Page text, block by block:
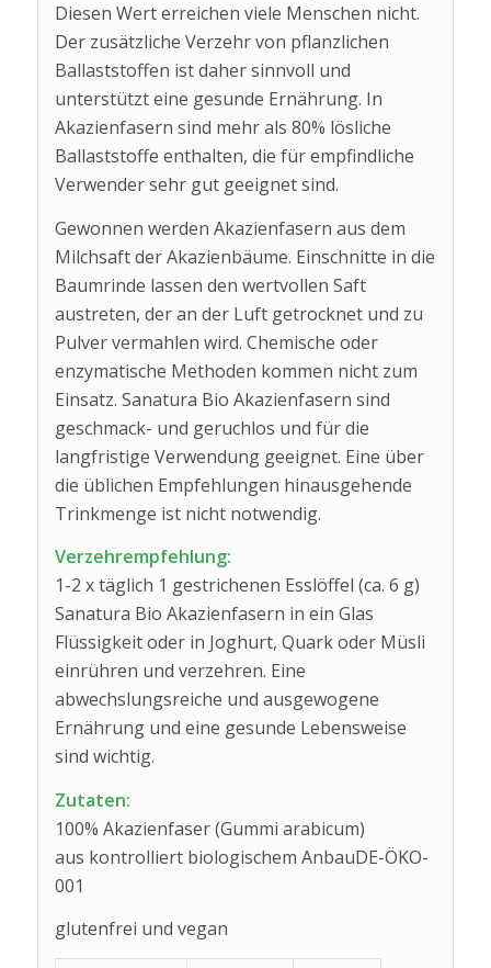
Diesen Wert erreichen viele Menschen nicht.
Der zusätzliche Verzehr von pflanzlichen
Ballaststoffen ist daher sinnvoll und
unterstützt eine gesunde Ernährung. In
Akazienfasern sind mehr als 80% lösliche
Ballaststoffe enthalten, die für empfindliche
Verwender sehr gut geeignet sind.
Gewonnen werden Akazienfasern aus dem
Milchsaft der Akazienbäume. Einschnitte in die
Baumrinde lassen den wertvollen Saft
austreten, der an der Luft getrocknet und zu
Pulver vermahlen wird. Chemische oder
enzymatische Methoden kommen nicht zum
Einsatz. Sanatura Bio Akazienfasern sind
geschmack- und geruchlos und für die
langfristige Verwendung geeignet. Eine über
die üblichen Empfehlungen hinausgehende
Trinkmenge ist nicht notwendig.
Verzehrempfehlung:
1-2 x täglich 1 gestrichenen Esslöffel (ca. 6 g)
Sanatura Bio Akazienfasern in ein Glas
Flüssigkeit oder in Joghurt, Quark oder Müsli
einrühren und verzehren. Eine
abwechslungsreiche und ausgewogene
Ernährung und eine gesunde Lebensweise
sind wichtig.
Zutaten:
100% Akazienfaser (Gummi arabicum)
aus kontrolliert biologischem AnbauDE-ÖKO-
001
glutenfrei und vegan